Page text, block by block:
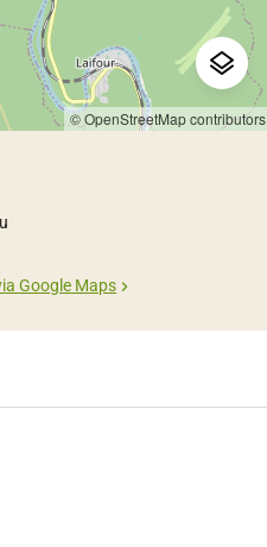
© OpenStreetMap contributors
Google Maps